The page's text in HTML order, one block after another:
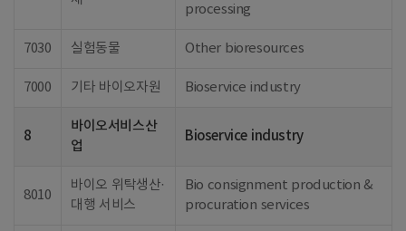
processing
7030 실험동물 Other bioresources
7000 기타 바이오자원 Bioservice industry
8
바이오서비스산
업
Bioservice industry
8010
바이오 위탁생산·
대행 서비스
Bio consignment production &
procuration services